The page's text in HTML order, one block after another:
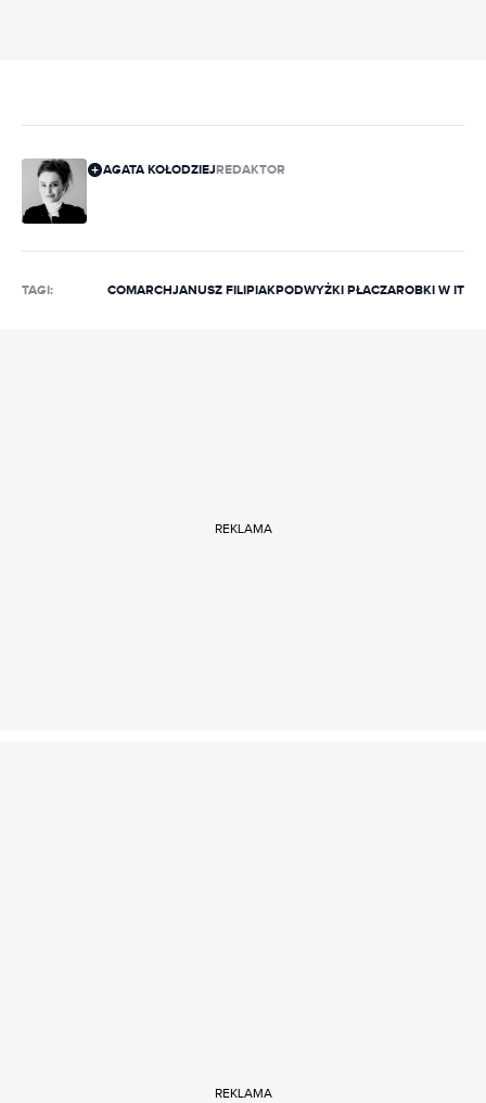
AGATA KOŁODZIEJREDAKTOR
TAGI: COMARCHJANUSZ FILIPIAKPODWYŻKI PŁACZAROBKI W IT
REKLAMA
REKLAMA